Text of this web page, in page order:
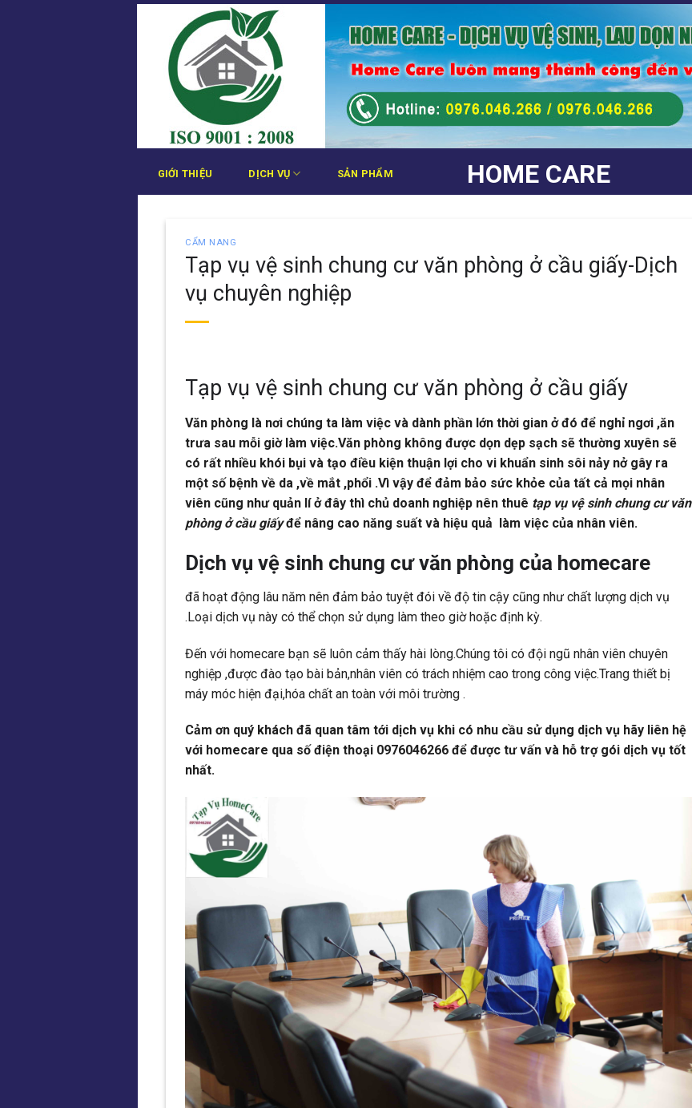
Bỏ
HOME CARE
GIỚI THIỆU DỊCH VỤ SẢN PHẨM
CẨM NANG
Tạp vụ vệ sinh chung cư văn phòng ở cầu giấy-Dịch
vụ chuyên nghiệp
Tạp vụ vệ sinh chung cư văn phòng ở cầu giấy
Văn phòng là nơi chúng ta làm việc và dành phần lớn thời gian ở đó để nghỉ ngơi ,ăn
trưa sau mỗi giờ làm việc.Văn phòng không được dọn dẹp sạch sẽ thường xuyên sẽ
có rất nhiều khói bụi và tạo điều kiện thuận lợi cho vi khuẩn sinh sôi nảy nở gây ra
một số bệnh về da ,về mắt ,phổi .Vì vậy để đảm bảo sức khỏe của tất cả mọi nhân
viên cũng như quản lí ở đây thì chủ doanh nghiệp nên thuê tạp vụ vệ sinh chung cư văn
phòng ở cầu giấyđể nâng cao năng suất và hiệu quả làm việc của nhân viên.
Dịch vụ vệ sinh chung cư văn phòng của homecare
đã hoạt động lâu năm nên đảm bảo tuyệt đói về độ tin cậy cũng như chất lượng dịch vụ
.Loại dịch vụ này có thể chọn sử dụng làm theo giờ hoặc định kỳ.
Đến với homecare bạn sẽ luôn cảm thấy hài lòng.Chúng tôi có đội ngũ nhân viên chuyên
nghiệp ,được đào tạo bài bản,nhân viên có trách nhiệm cao trong công việc.Trang thiết bị
máy móc hiện đại,hóa chất an toàn với môi trường .
Cảm ơn quý khách đã quan tâm tới dịch vụ khi có nhu cầu sử dụng dịch vụ hãy liên hệ
với homecare qua số điện thoại 0976046266 để được tư vấn và hỗ trợ gói dịch vụ tốt
nhất.